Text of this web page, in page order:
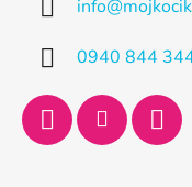
info@
0940 844